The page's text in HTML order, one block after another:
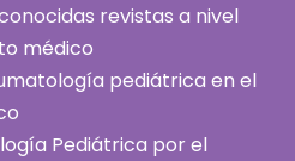
revistas a nivel
médico
pediátrica en el
Pediátrica por el